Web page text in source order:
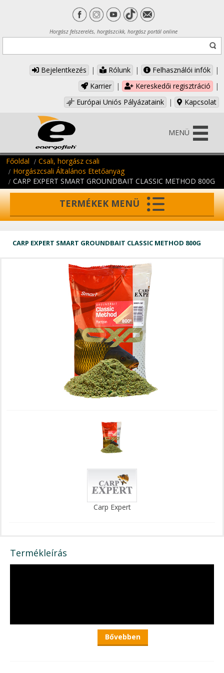
Horgász felszerelés, horgászcikk, horgász portál online
Bejelentkezés | Rólunk | Felhasználói infók
|
Karrier
| Kereskedői regisztráció
|
Európai Uniós Pályázataink
| Kapcsolat
MENÜ
Főoldal
Csali, horgász csali
Horgászcsali Általános Etetőanyag
CARP EXPERT SMART GROUNDBAIT CLASSIC METHOD 800G
TERMÉKEK MENÜ
CARP EXPERT SMART GROUNDBAIT CLASSIC METHOD 800G
Carp Expert
Termékleírás
Bővebben